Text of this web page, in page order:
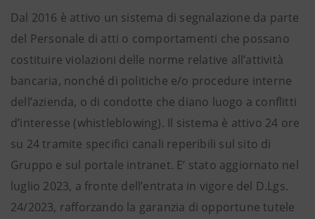
Dal 2016 è attivo un sistema di segnalazione da parte
del Personale di atti o comportamenti che possano
costituire violazioni delle norme relative all’attività
bancaria, nonché di politiche e/o procedure interne
dell’azienda, o di condotte che diano luogo a conflitti
d’interesse (whistleblowing). Il sistema è attivo 24 ore
su 24 tramite specifici canali reperibili sul sito di
Gruppo e sul portale intranet. E’ stato aggiornato nel
luglio 2023, a fronte dell’entrata in vigore del D.Lgs.
24/2023, rafforzando la garanzia di opportune tutele